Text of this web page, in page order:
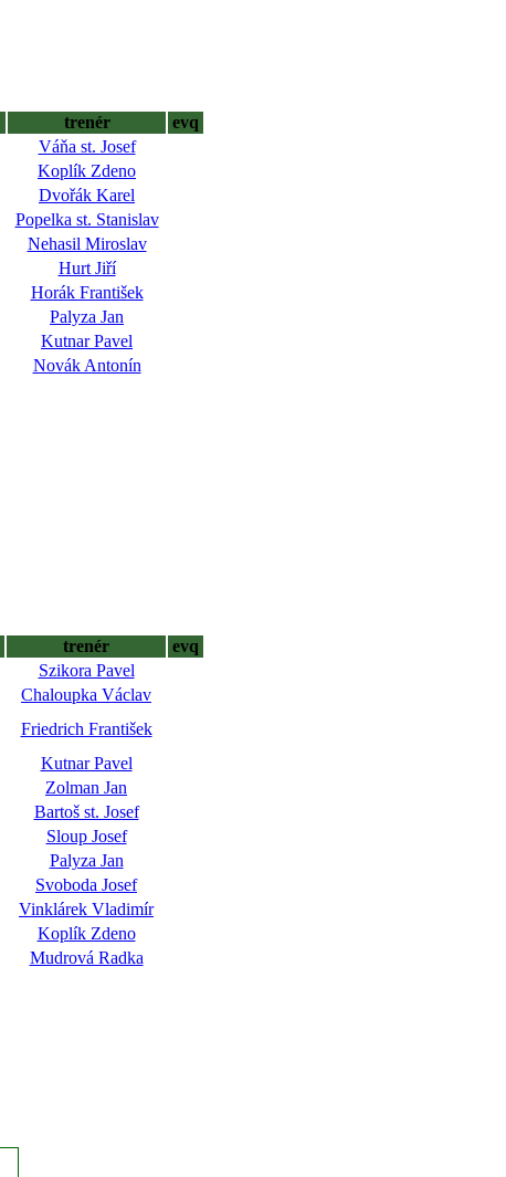
trenér
evq
Váňa st. Josef
Koplík Zdeno
Dvořák Karel
Popelka st. Stanislav
Nehasil Miroslav
Hurt Jiří
Horák František
Palyza Jan
Kutnar Pavel
Novák Antonín
trenér
evq
Szikora Pavel
Chaloupka Václav
Friedrich František
Kutnar Pavel
Zolman Jan
Bartoš st. Josef
Sloup Josef
Palyza Jan
Svoboda Josef
Vinklárek Vladimír
Koplík Zdeno
Mudrová Radka